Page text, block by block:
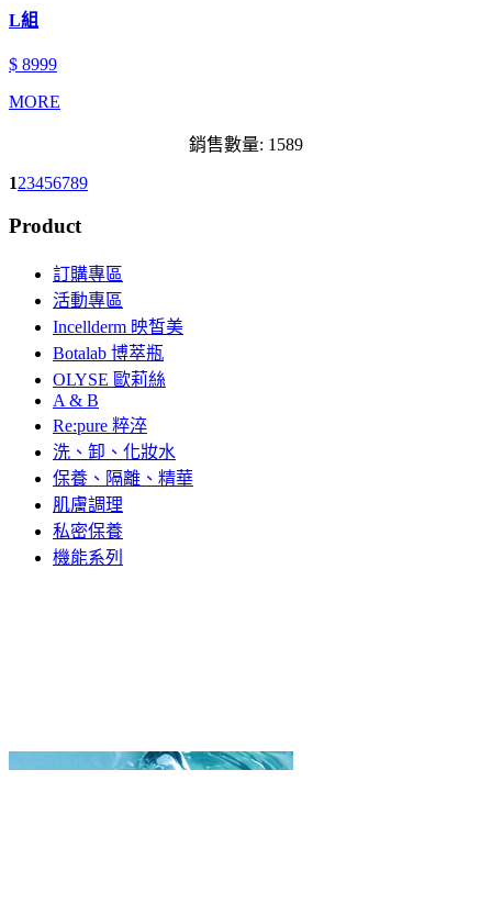
L組
$ 8999
MORE
銷售數量: 1589
123456789
Product
訂購專區
活動專區
Incellderm 映皙美
Botalab 博萃瓶
OLYSE 歐莉絲
A & B
Re:pure 粹淬
洗、卸、化妝水
保養、隔離、精華
肌膚調理
私密保養
機能系列